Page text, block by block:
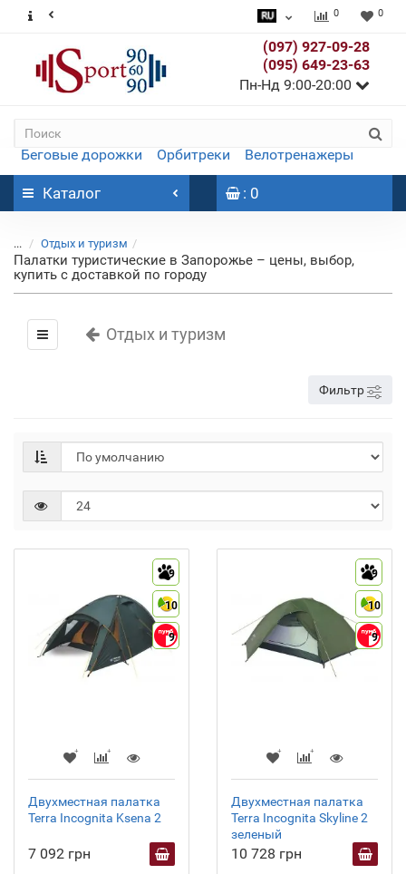
0 0
(097) 927-09-28
(095) 649-23-63
Пн-Нд 9:00-20:00
Беговые дорожки Орбитреки Велотренажеры
Каталог : 0
... Отдых и туризм
Палатки туристические в Запорожье – цены, выбор,
купить с доставкой по городу
Отдых и туризм
Фильтр
9
10
9
Двухместная палатка
Terra Incognita Ksena 2
7 092 грн
9
10
9
Двухместная палатка
Terra Incognita Skyline 2
зеленый
10 728 грн